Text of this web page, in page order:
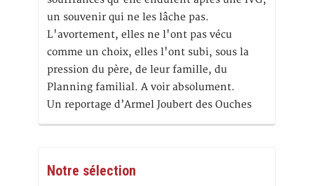
un souvenir qui ne les lâche pas.
L'avortement, elles ne l'ont pas vécu
comme un choix, elles l'ont subi, sous la
pression du père, de leur famille, du
Planning familial. A voir absolument.
Un reportage d’Armel Joubert des Ouches
Notre sélection